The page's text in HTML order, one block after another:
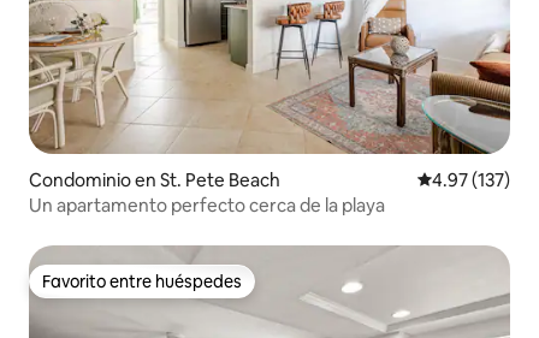
Condominio en St. Pete Beach Calificación
4.97 (137)
Un apartamento perfecto cerca de la playa
Favorito entre huéspedes
Favorito entre huéspedes